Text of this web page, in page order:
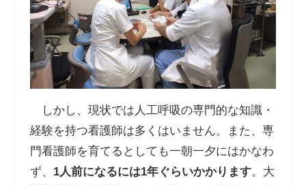
しかし、現状では人工呼吸の専門的な知識・
経験を持つ看護師は多くはいません。また、専
門看護師を育てるとしても一朝一夕にはかなわ
ず、 1人前になるには1年ぐらいかかります。大